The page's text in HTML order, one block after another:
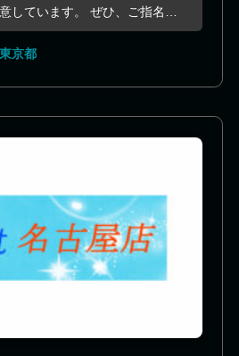
しています。 ぜひ、ご指名お
た、カラダに自信のあるキャ
。
東京都